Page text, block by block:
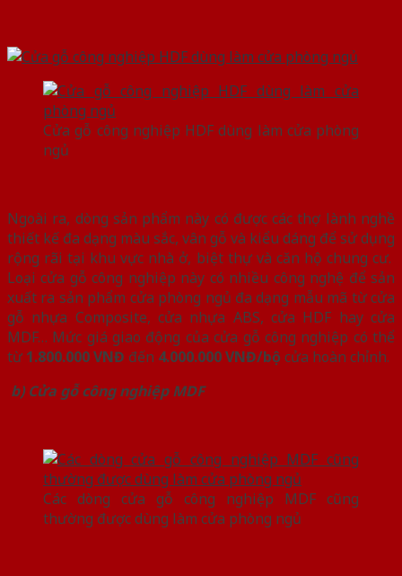
Cửa gỗ công nghiệp HDF dùng làm cửa phòng
ngủ
Ngoài ra, dòng sản phẩm này có được các thợ lành nghề
thiết kế đa dạng màu sắc, vân gỗ và kiểu dáng để sử dụng
rộng rãi tại khu vực nhà ở, biệt thự và căn hộ chung cư.
Loại cửa gỗ công nghiệp này có nhiều công nghệ để sản
xuất ra sản phẩm cửa phòng ngủ đa dạng mẫu mã từ cửa
gỗ nhựa Composite, cửa nhựa ABS, cửa HDF hay cửa
MDF… Mức giá giao động của cửa gỗ công nghiệp có thể
từ 1.800.000 VNĐ đến 4.000.000 VNĐ/bộ cửa hoàn chỉnh.
b) Cửa gỗ công nghiệp MDF
Các dòng cửa gỗ công nghiệp MDF cũng
thường được dùng làm cửa phòng ngủ